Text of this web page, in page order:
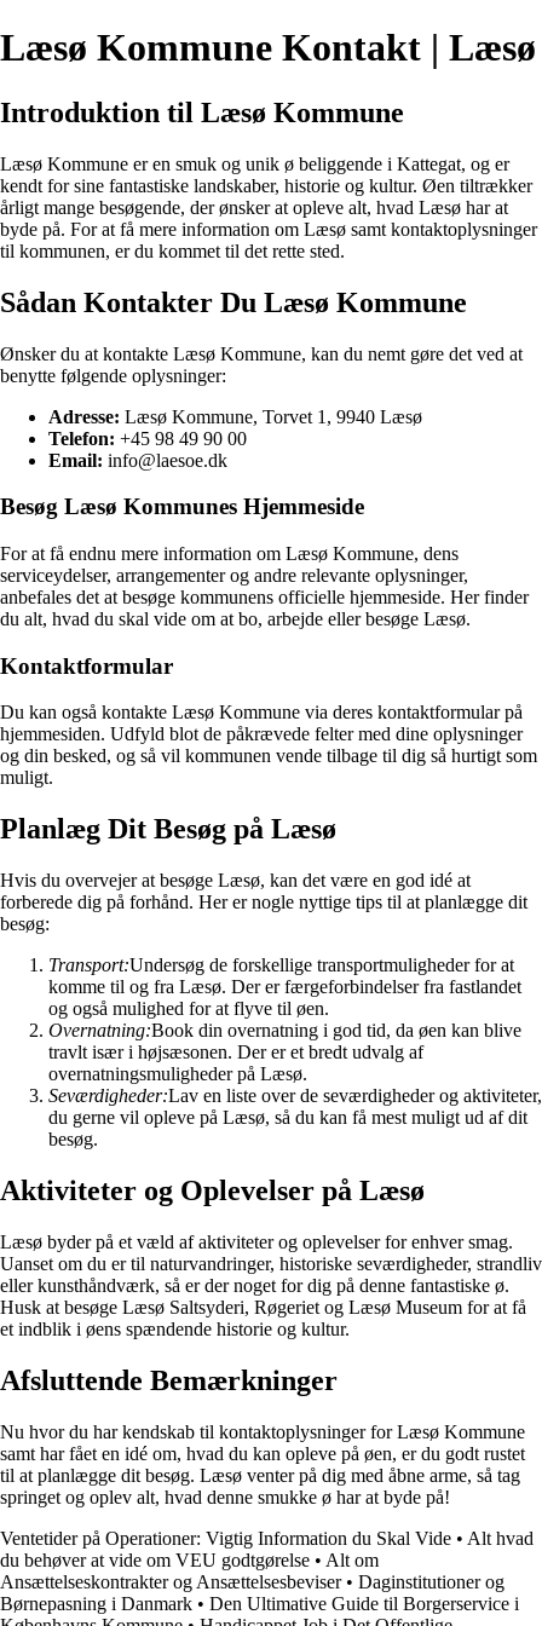
Læsø Kommune Kontakt | Læsø
Introduktion til Læsø Kommune
Læsø Kommune er en smuk og unik ø beliggende i Kattegat, og er
kendt for sine fantastiske landskaber, historie og kultur. Øen tiltrækker
årligt mange besøgende, der ønsker at opleve alt, hvad Læsø har at
byde på. For at få mere information om Læsø samt kontaktoplysninger
til kommunen, er du kommet til det rette sted.
Sådan Kontakter Du Læsø Kommune
Ønsker du at kontakte Læsø Kommune, kan du nemt gøre det ved at
benytte følgende oplysninger:
Adresse: Læsø Kommune, Torvet 1, 9940 Læsø
Telefon: +45 98 49 90 00
Email: info@laesoe.dk
Besøg Læsø Kommunes Hjemmeside
For at få endnu mere information om Læsø Kommune, dens
serviceydelser, arrangementer og andre relevante oplysninger,
anbefales det at besøge kommunens officielle hjemmeside. Her finder
du alt, hvad du skal vide om at bo, arbejde eller besøge Læsø.
Kontaktformular
Du kan også kontakte Læsø Kommune via deres kontaktformular på
hjemmesiden. Udfyld blot de påkrævede felter med dine oplysninger
og din besked, og så vil kommunen vende tilbage til dig så hurtigt som
muligt.
Planlæg Dit Besøg på Læsø
Hvis du overvejer at besøge Læsø, kan det være en god idé at
forberede dig på forhånd. Her er nogle nyttige tips til at planlægge dit
besøg:
Transport:Undersøg de forskellige transportmuligheder for at
komme til og fra Læsø. Der er færgeforbindelser fra fastlandet
og også mulighed for at flyve til øen.
Overnatning:Book din overnatning i god tid, da øen kan blive
travlt især i højsæsonen. Der er et bredt udvalg af
overnatningsmuligheder på Læsø.
Seværdigheder:Lav en liste over de seværdigheder og aktiviteter,
du gerne vil opleve på Læsø, så du kan få mest muligt ud af dit
besøg.
Aktiviteter og Oplevelser på Læsø
Læsø byder på et væld af aktiviteter og oplevelser for enhver smag.
Uanset om du er til naturvandringer, historiske seværdigheder, strandliv
eller kunsthåndværk, så er der noget for dig på denne fantastiske ø.
Husk at besøge Læsø Saltsyderi, Røgeriet og Læsø Museum for at få
et indblik i øens spændende historie og kultur.
Afsluttende Bemærkninger
Nu hvor du har kendskab til kontaktoplysninger for Læsø Kommune
samt har fået en idé om, hvad du kan opleve på øen, er du godt rustet
til at planlægge dit besøg. Læsø venter på dig med åbne arme, så tag
springet og oplev alt, hvad denne smukke ø har at byde på!
Ventetider på Operationer: Vigtig Information du Skal Vide • Alt hvad
du behøver at vide om VEU godtgørelse • Alt om
Ansættelseskontrakter og Ansættelsesbeviser• Daginstitutioner og
Børnepasning i Danmark • Den Ultimative Guide til Borgerservice i